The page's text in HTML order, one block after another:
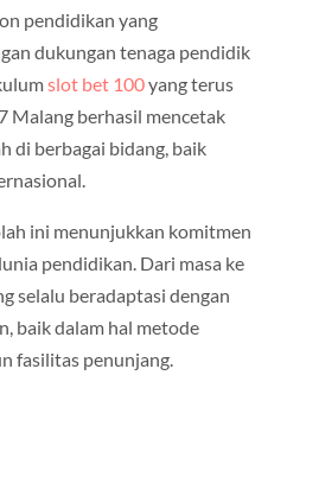
pendidikan yang
dukungan tenaga pendidik
slot bet 100yang terus
Malang berhasil mencetak
di berbagai bidang, baik
ini menunjukkan komitmen
pendidikan. Dari masa ke
selalu beradaptasi dengan
baik dalam hal metode
fasilitas penunjang.